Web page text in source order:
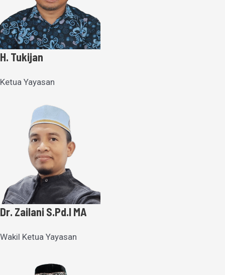
H. Tukijan
Ketua Yayasan
Dr. Zailani S.Pd.I MA
Wakil Ketua Yayasan